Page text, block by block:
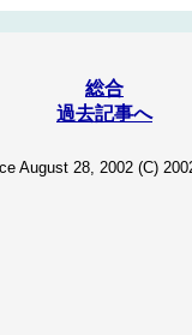
総合
過去記事へ
August 28, 2002 (C)